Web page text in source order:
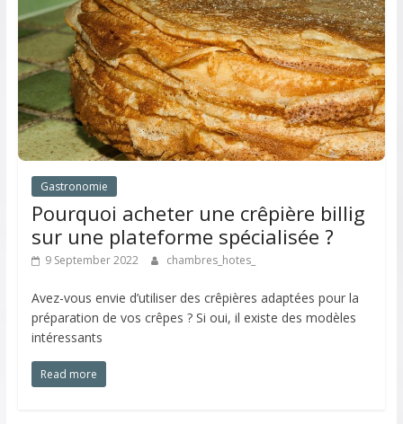
Gastronomie
Pourquoi acheter une crêpière billig
sur une plateforme spécialisée ?
9 September 2022 chambres_hotes_
Avez-vous envie d’utiliser des crêpières adaptées pour la
préparation de vos crêpes ? Si oui, il existe des modèles
intéressants
Read more